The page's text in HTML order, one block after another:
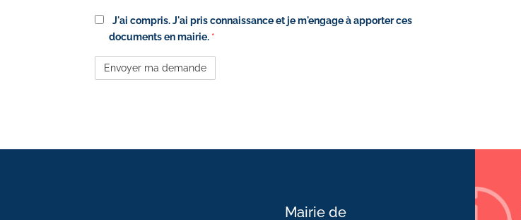
J'ai compris.J'ai pris connaissance et je m'engage à apporter ces
documents en mairie. *
Mairie de